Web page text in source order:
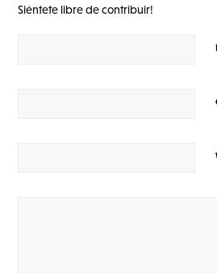
Siéntete libre de contribuir!